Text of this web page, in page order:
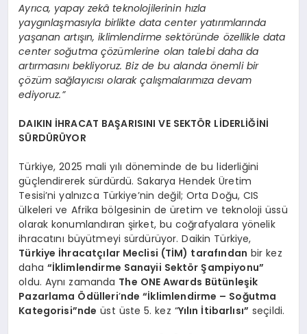
Ayrıca, yapay zekâ teknolojilerinin hızla
yaygınlaşmasıyla birlikte data center yatırımlarında
yaşanan artışın, iklimlendirme sektöründe özellikle data
center soğutma çözümlerine olan talebi daha da
artırmasını bekliyoruz. Biz de bu alanda önemli bir
çözüm sağlayıcısı olarak çalışmalarımıza devam
ediyoruz.”
DAIKIN İHRACAT BAŞARISINI VE SEKTÖR LİDERLİĞİNİ
SÜRDÜRÜYOR
Türkiye, 2025 mali yılı döneminde de bu liderliğini
güçlendirerek sürdürdü. Sakarya Hendek Üretim
Tesisi’ni yalnızca Türkiye’nin değil; Orta Doğu, CIS
ülkeleri ve Afrika bölgesinin de üretim ve teknoloji üssü
olarak konumlandıran şirket, bu coğrafyalara yönelik
ihracatını büyütmeyi sürdürüyor. Daikin Türkiye,
Türkiye İhracatçılar Meclisi (TİM) tarafından bir kez
daha “İklimlendirme Sanayii Sektör Şampiyonu”
oldu. Aynı zamanda The ONE Awards Bütünleşik
Pazarlama Ödülleri’nde “İklimlendirme – Soğutma
Kategorisi”nde üst üste 5. kez “Yılın İtibarlısı” seçildi.